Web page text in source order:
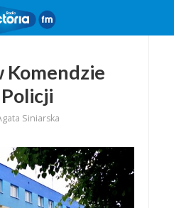
Komendzie
Siniarska